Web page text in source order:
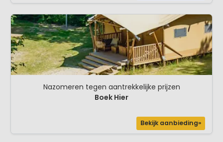
Nazomeren tegen aantrekkelijke prijzen
Boek Hier
Bekijk aanbieding»